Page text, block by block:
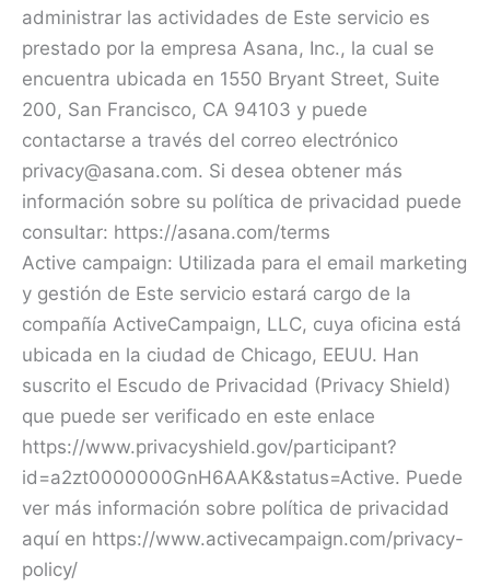
administrar las actividades de Este servicio es
prestado por la empresa Asana, Inc., la cual se
encuentra ubicada en 1550 Bryant Street, Suite
200, San Francisco, CA 94103 y puede
contactarse a través del correo electrónico
privacy@asana.com. Si desea obtener más
información sobre su política de privacidad puede
consultar: https://asana.com/terms
Active campaign: Utilizada para el email marketing
y gestión de Este servicio estará cargo de la
compañía ActiveCampaign, LLC, cuya oficina está
ubicada en la ciudad de Chicago, EEUU. Han
suscrito el Escudo de Privacidad (Privacy Shield)
que puede ser verificado en este enlace
https://www.privacyshield.gov/participant?
id=a2zt0000000GnH6AAK&status=Active. Puede
ver más información sobre política de privacidad
aquí en https://www.activecampaign.com/privacy-
policy/